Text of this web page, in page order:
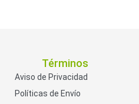
Términos
Aviso de Privacidad
Políticas de Envío